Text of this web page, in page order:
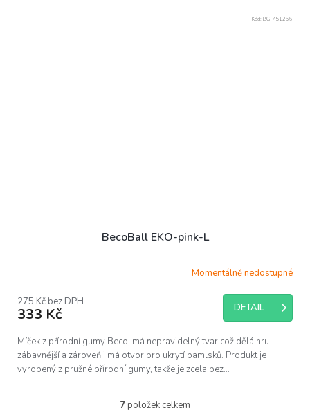
BecoBall EKO-pink-L
Momentálně nedostupné
275 Kč bez DPH
333 Kč DETAIL
Míček z přírodní gumy Beco, má nepravidelný tvar což dělá hru
zábavnější a zároveň i má otvor pro ukrytí pamlsků. Produkt je
vyrobený z pružné přírodní gumy, takže je zcela bez...
Kód: BG-751266
O
7 položek celkem